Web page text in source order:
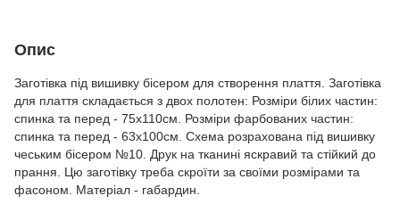
Опис
Заготівка під вишивку бісером для створення плаття. Заготівка
для плаття складається з двох полотен: Розміри білих частин:
спинка та перед - 75х110см. Розміри фарбованих частин:
спинка та перед - 63х100см. Схема розрахована під вишивку
чеським бісером №10. Друк на тканині яскравий та стійкий до
прання. Цю заготівку треба скроїти за своїми розмірами та
фасоном. Матеріал - габардин.